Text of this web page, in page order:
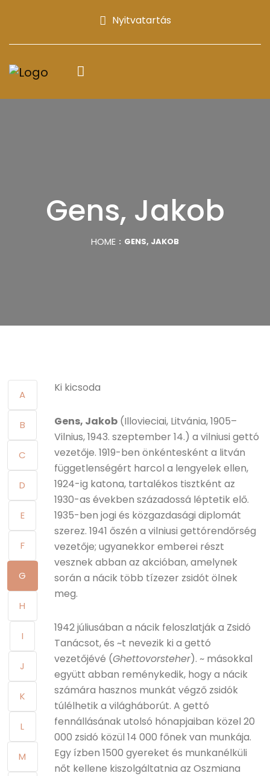
Nyitvatartás
Gens, Jakob
HOME GENS, JAKOB
A
B
C
D
E
F
G
H
I
J
K
L
M
Ki kicsoda
Gens, Jakob(Illovieciai, Litvánia, 1905–
Vilnius, 1943. szeptember 14.) a vilniusi gettó
vezetője. 1919-ben önkéntesként a litván
függetlenségért harcol a lengyelek ellen,
1924-ig katona, tartalékos tisztként az
1930-as években századossá léptetik elő.
1935-ben jogi és közgazdasági diplomát
szerez. 1941 őszén a vilniusi gettórendőrség
vezetője; ugyanekkor emberei részt
vesznek abban az akcióban, amelynek
során a nácik több tízezer zsidót ölnek
meg.
1942 júliusában a nácik feloszlatják a Zsidó
Tanácsot, és ~t nevezik ki a gettó
vezetőjévé (Ghettovorsteher). ~ másokkal
együtt abban reménykedik, hogy a nácik
számára hasznos munkát végző zsidók
túlélhetik a világháborút. A gettó
fennállásának utolsó hónapjaiban közel 20
000 zsidó közül 14 000 főnek van munkája.
Egy ízben 1500 gyereket és munkanélküli
nőt kellene kiszolgáltatnia az Oszmiana